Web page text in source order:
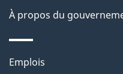
d
e
l
site
À propos du
Thèmes
Emplois